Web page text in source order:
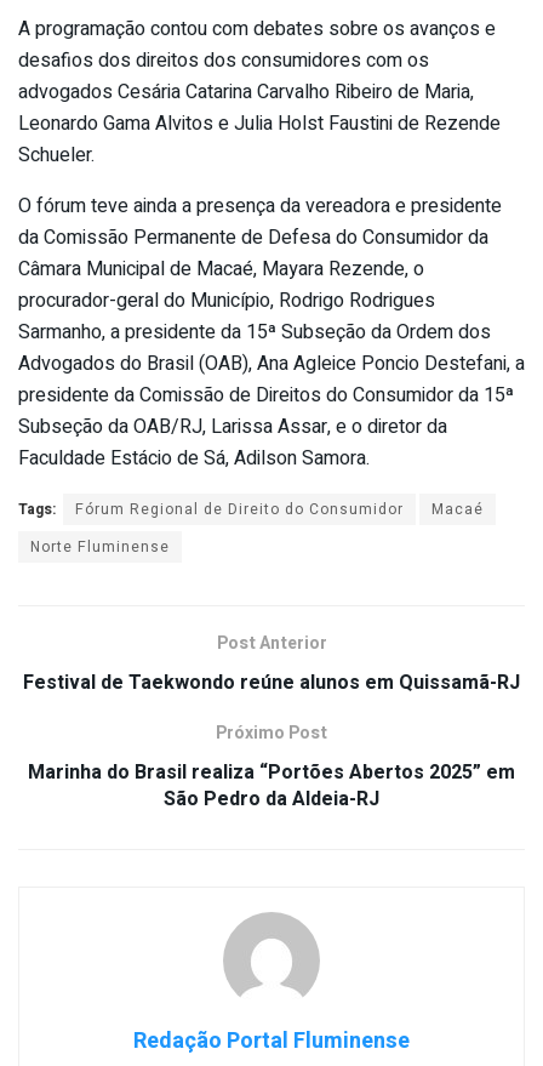
A programação contou com debates sobre os avanços e
desafios dos direitos dos consumidores com os
advogados Cesária Catarina Carvalho Ribeiro de Maria,
Leonardo Gama Alvitos e Julia Holst Faustini de Rezende
Schueler.
O fórum teve ainda a presença da vereadora e presidente
da Comissão Permanente de Defesa do Consumidor da
Câmara Municipal de Macaé, Mayara Rezende, o
procurador-geral do Município, Rodrigo Rodrigues
Sarmanho, a presidente da 15ª Subseção da Ordem dos
Advogados do Brasil (OAB), Ana Agleice Poncio Destefani, a
presidente da Comissão de Direitos do Consumidor da 15ª
Subseção da OAB/RJ, Larissa Assar, e o diretor da
Faculdade Estácio de Sá, Adilson Samora.
Tags: Fórum Regional de Direito do Consumidor
Macaé
Norte Fluminense
Post Anterior
Festival de Taekwondo reúne alunos em Quissamã-RJ
Próximo Post
Marinha do Brasil realiza “Portões Abertos 2025” em
São Pedro da Aldeia-RJ
Redação Portal Fluminense